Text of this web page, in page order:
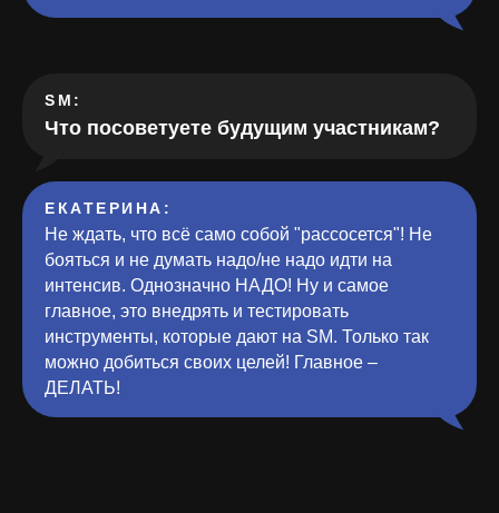
SM:
Что посоветуете будущим участникам?
ЕКАТЕРИНА :
Не ждать, что всё само собой "рассосется"! Не
бояться и не думать надо/не надо идти на
интенсив. Однозначно НАДО! Ну и самое
главное, это внедрять и тестировать
инструменты, которые дают на SM. Только так
можно добиться своих целей! Главное –
ДЕЛАТЬ!